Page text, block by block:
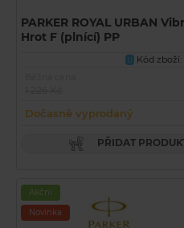
PARKER ROYAL URBAN
Hrot F (plnící) PP
U Kód zboží:
Dočasně vyprodaný
PŘIDAT
Akční
Novinka